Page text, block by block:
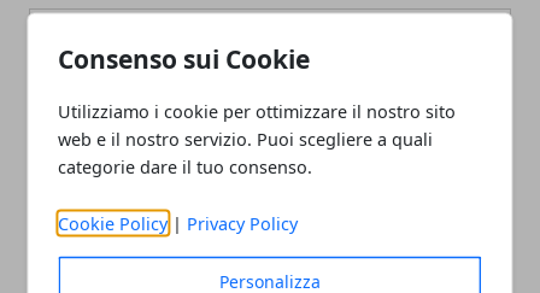
Consenso sui Cookie
Utilizziamo i cookie per ottimizzare il nostro sito
web e il nostro servizio. Puoi scegliere a quali
categorie dare il tuo consenso.
Cookie Policy | Privacy Policy
Personalizza